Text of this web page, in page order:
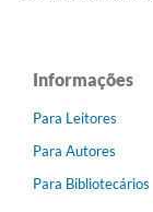
Informações
Para Leitores
Para Autores
Para Bibliotecários